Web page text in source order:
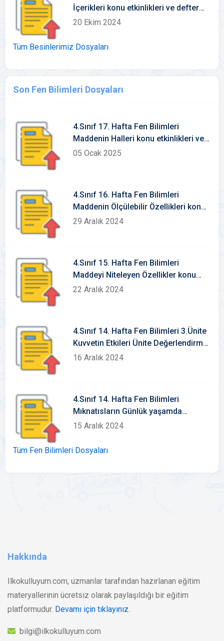
İçerikleri konu etkinlikleri ve defter
notu
20 Ekim 2024
Tüm Besinlerimiz Dosyaları
Son Fen Bilimleri Dosyaları
4.Sınıf 17. Hafta Fen Bilimleri
Maddenin Halleri konu etkinlikleri ve
defter notu
05 Ocak 2025
4.Sınıf 16. Hafta Fen Bilimleri
Maddenin Ölçülebilir Özellikleri konu
etkinlikleri ve defter notu
29 Aralık 2024
4.Sınıf 15. Hafta Fen Bilimleri
Maddeyi Niteleyen Özellikler konu
etkinlikleri ve defter notu
22 Aralık 2024
4.Sınıf 14. Hafta Fen Bilimleri 3.Ünite
Kuvvetin Etkileri Ünite Değerlendirme
Sınavı
16 Aralık 2024
4.Sınıf 14. Hafta Fen Bilimleri
Mıknatısların Günlük yaşamda
kullanım alanları konu etkinlikleri-
15 Aralık 2024
Tüm Fen Bilimleri Dosyaları
Hakkında
Ilkokulluyum.com, uzmanlar tarafından hazırlanan eğitim
materyallerinin ücretsiz olarak paylaşıldığı bir eğitim
platformudur. Devamı için tıklayınız.
bilgi@ilkokulluyum.com